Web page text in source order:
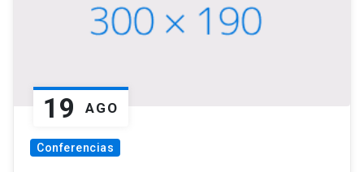
19 AGO
Conferencias